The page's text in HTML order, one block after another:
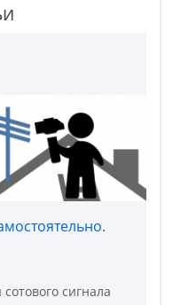
сигнала